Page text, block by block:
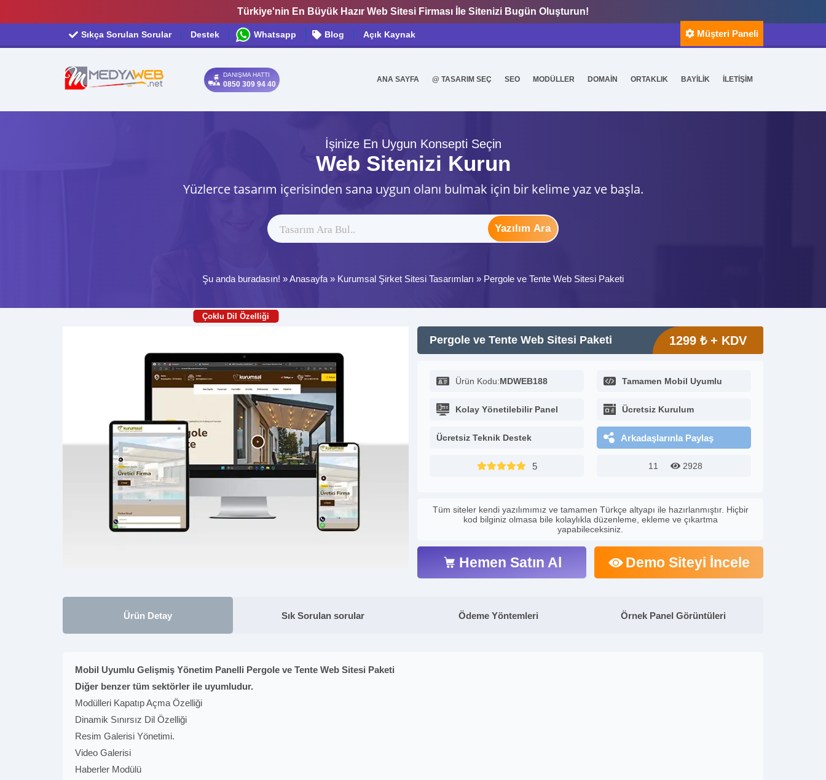
Türkiye'nin En Büyük Hazır Web Sitesi Firması İle Sitenizi Bugün Oluşturun!
Sıkça Sorulan Sorular Destek Whatsapp Blog Açık Kaynak Müşteri Paneli
DANIŞMA HATTI
0850 309 94 40
ANA SAYFA @ TASARIM SEÇ SEO MODÜLLER DOMAİN ORTAKLIK BAYİLİK İLETİŞİM
İşinize En Uygun Konsepti Seçin
Web Sitenizi Kurun
Yüzlerce tasarım içerisinden sana uygun olanı bulmak için bir kelime yaz ve başla.
Yazılım Ara
Şu anda buradasın! »Anasayfa » Kurumsal Şirket Sitesi Tasarımları » Pergole ve Tente Web Sitesi Paketi
Çoklu Dil Özelliği
Pergole ve Tente Web Sitesi Paketi 1299 ₺ + KDV
Ürün Kodu:MDWEB188 Tamamen Mobil Uyumlu
Kolay Yönetilebilir Panel Ücretsiz Kurulum
Ücretsiz Teknik Destek Arkadaşlarınla Paylaş
5 11 2928
Tüm siteler kendi yazılımımız ve tamamen Türkçe altyapı ile hazırlanmıştır. Hiçbir
kod bilginiz olmasa bile kolaylıkla düzenleme, ekleme ve çıkartma
yapabileceksiniz.
Hemen Satın Al Demo Siteyi İncele
Ürün Detay Sık Sorulan sorular Ödeme Yöntemleri Örnek Panel Görüntüleri
Mobil Uyumlu Gelişmiş Yönetim Panelli Pergole ve Tente Web Sitesi Paketi
Diğer benzer tüm sektörler ile uyumludur.
Modülleri Kapatıp Açma Özelliği
Dinamik Sınırsız Dil Özelliği
Resim Galerisi Yönetimi.
Video Galerisi
Haberler Modülü